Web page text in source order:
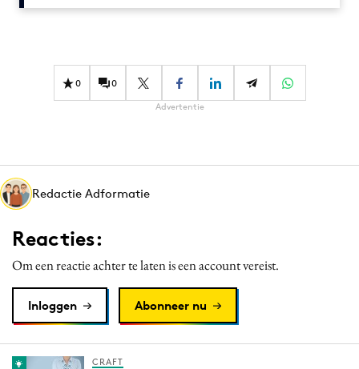
Diversiteit
Influencer marketing
Interne communicatie
Merkstrategie
PR
Purpose Marketing
Reputatie & crisis
0 0
Advertentie
Redactie Adformatie
Reacties:
Om een reactie achter te laten is een account vereist.
Inloggen Abonneer nu
CRAFT